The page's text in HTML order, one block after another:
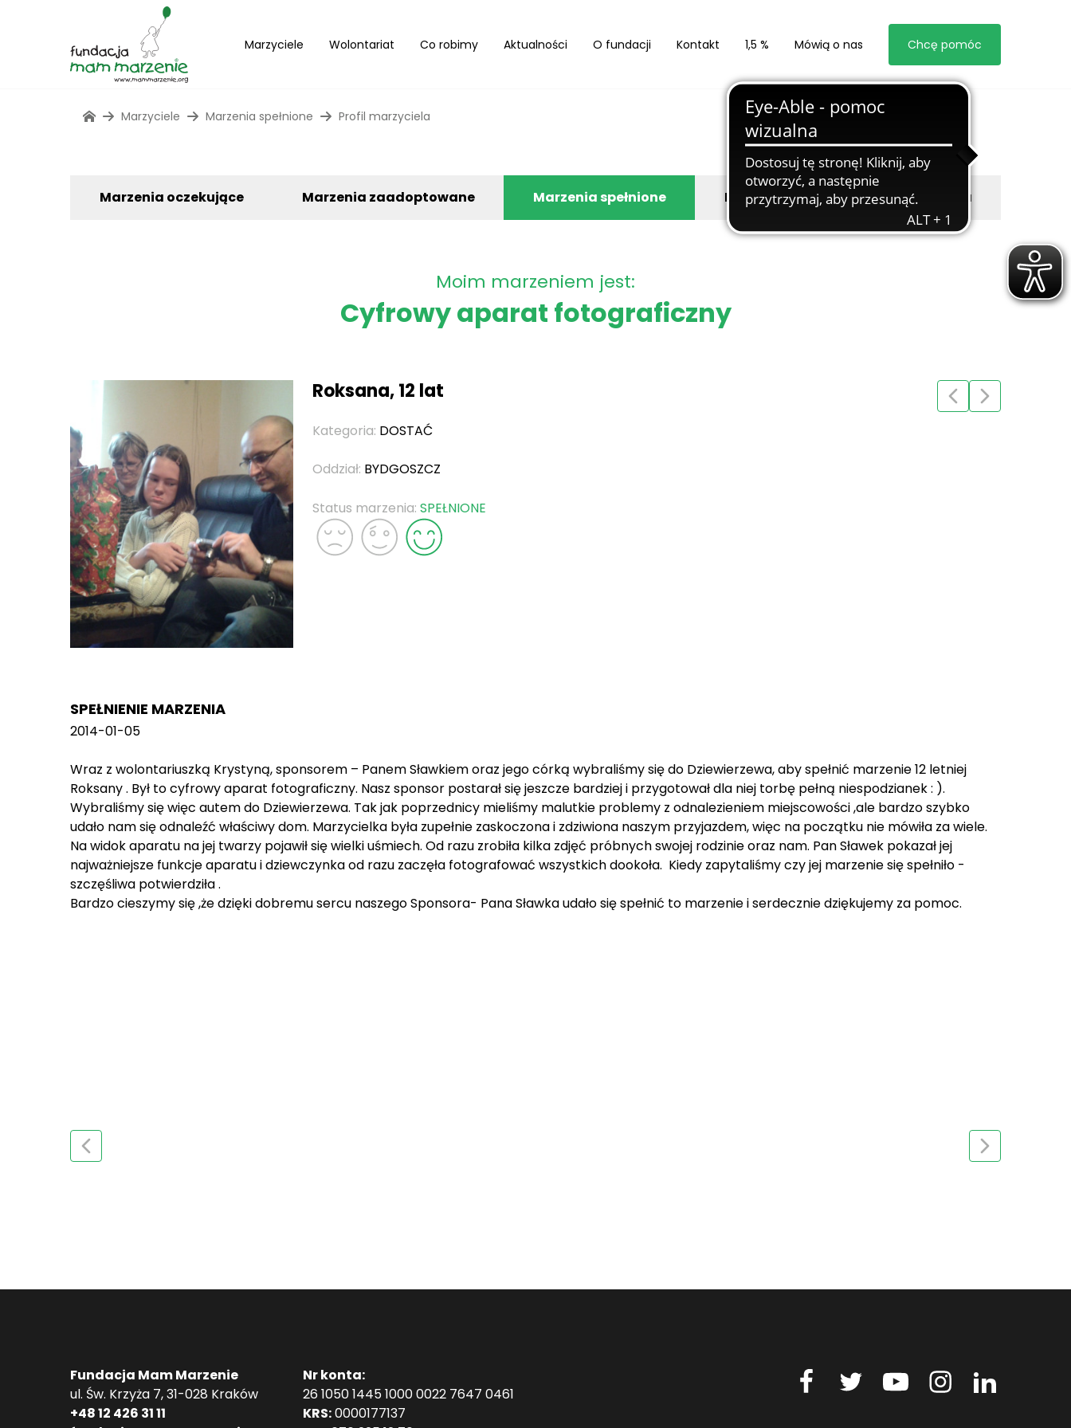
Marzyciele Wolontariat Co robimy Aktualności O fundacji Kontakt 1,5 % Mówią o nas Chcę pomóc
Marzyciele Marzenia spełnione Profil marzyciela
Marzenia oczekujące Marzenia zaadoptowane Marzenia spełnione Byli z nami Zgłoś marzyciela
Moim marzeniem jest:
Cyfrowy aparat fotograficzny
Roksana, 12 lat
Kategoria: DOSTAĆ
Oddział: BYDGOSZCZ
Status marzenia: SPEŁNIONE
SPEŁNIENIE MARZENIA
2014-01-05
Wraz z wolontariuszką Krystyną, sponsorem – Panem Sławkiem oraz jego córką wybraliśmy się do Dziewierzewa, aby spełnić marzenie 12 letniej
Roksany . Był to cyfrowy aparat fotograficzny. Nasz sponsor postarał się jeszcze bardziej i przygotował dla niej torbę pełną niespodzianek : ).
Wybraliśmy się więc autem do Dziewierzewa. Tak jak poprzednicy mieliśmy malutkie problemy z odnalezieniem miejscowości ,ale bardzo szybko
udało nam się odnaleźć właściwy dom. Marzycielka była zupełnie zaskoczona i zdziwiona naszym przyjazdem, więc na początku nie mówiła za wiele.
Na widok aparatu na jej twarzy pojawił się wielki uśmiech. Od razu zrobiła kilka zdjęć próbnych swojej rodzinie oraz nam. Pan Sławek pokazał jej
najważniejsze funkcje aparatu i dziewczynka od razu zaczęła fotografować wszystkich dookoła. Kiedy zapytaliśmy czy jej marzenie się spełniło -
szczęśliwa potwierdziła .
Bardzo cieszymy się ,że dzięki dobremu sercu naszego Sponsora- Pana Sławka udało się spełnić to marzenie i serdecznie dziękujemy za pomoc.
Fundacja Mam Marzenie
ul. Św. Krzyża 7, 31-028 Kraków
+48 12 426 31 11
Nr konta:
26 1050 1445 1000 0022 7647 0461
KRS:0000177137